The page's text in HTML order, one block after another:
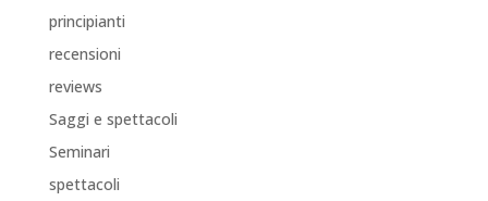
principianti
recensioni
reviews
Saggi e spettacoli
Seminari
spettacoli